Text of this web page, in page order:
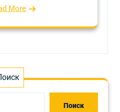
More
Поиск